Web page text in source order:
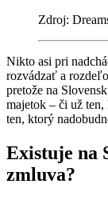
Zdroj:
Nikto asi pri
rozvádzať a
pretože na
majetok – či už
ten, ktorý
Existuje na
zmluva?